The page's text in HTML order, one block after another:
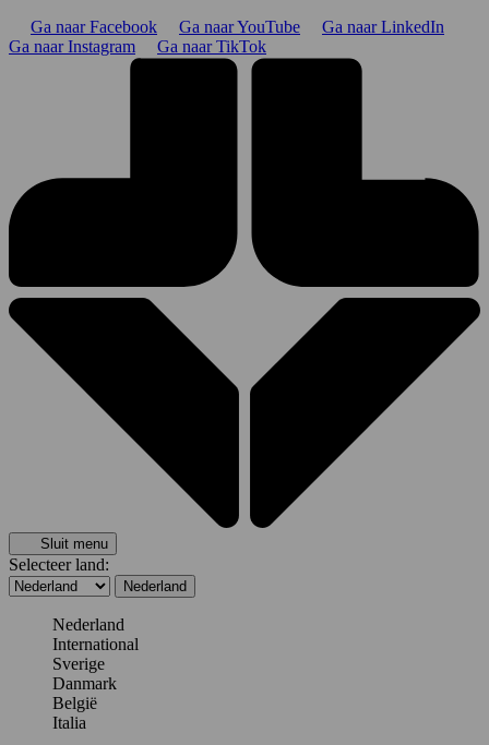
Ga naar Facebook
Ga naar YouTube
Ga naar LinkedIn
Ga naar Instagram
Ga naar TikTok
Sluit menu
Selecteer land:
Nederland
Nederland
International
Sverige
Danmark
België
Italia